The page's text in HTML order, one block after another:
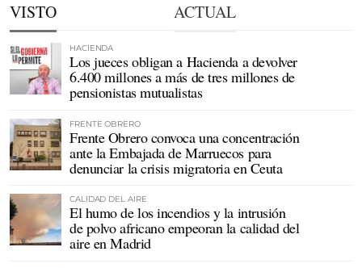
VISTO ACTUAL
HACIENDA
Los jueces obligan a Hacienda a devolver
6.400 millones a más de tres millones de
pensionistas mutualistas
FRENTE OBRERO
Frente Obrero convoca una concentración
ante la Embajada de Marruecos para
denunciar la crisis migratoria en Ceuta
CALIDAD DEL AIRE
El humo de los incendios y la intrusión
de polvo africano empeoran la calidad del
aire en Madrid